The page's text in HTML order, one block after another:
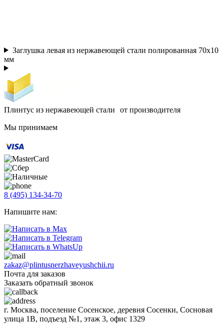
Заглушка левая из нержавеющей стали полированная 70х10
мм
Плинтус из нержавеющей стали от производителя
Мы принимаем
8 (495) 134-34-70
Напишите нам:
zakaz@plintusnerzhaveyushchii.ru
Почта для заказов
Заказать обратный звонок
г. Москва, поселение Сосенское, деревня Сосенки, Сосновая
улица 1В, подъезд №1, этаж 3, офис 1329